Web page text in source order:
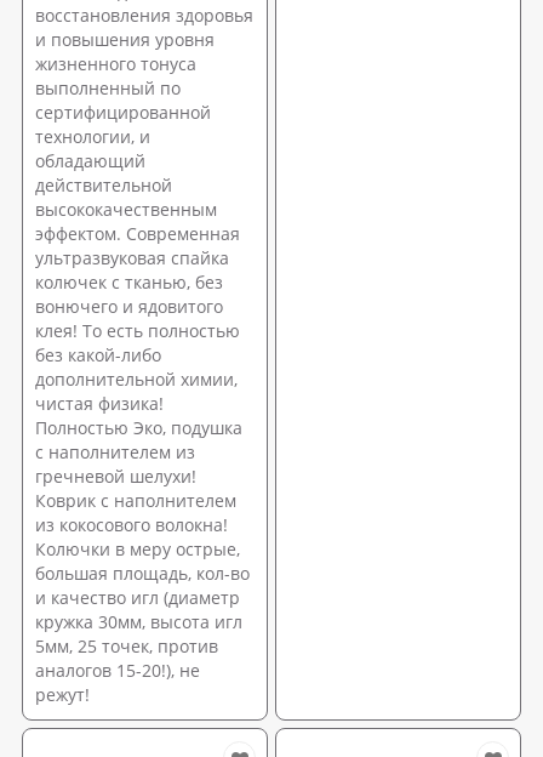
восстановления здоровья
и повышения уровня
жизненного тонуса
выполненный по
сертифицированной
технологии, и
обладающий
действительной
высококачественным
эффектом. Современная
ультразвуковая спайка
колючек с тканью, без
вонючего и ядовитого
клея! То есть полностью
без какой-либо
дополнительной химии,
чистая физика!
Полностью Эко, подушка
с наполнителем из
гречневой шелухи!
Коврик с наполнителем
из кокосового волокна!
Колючки в меру острые,
большая площадь, кол-во
и качество игл (диаметр
кружка 30мм, высота игл
5мм, 25 точек, против
аналогов 15-20!), не
режут!